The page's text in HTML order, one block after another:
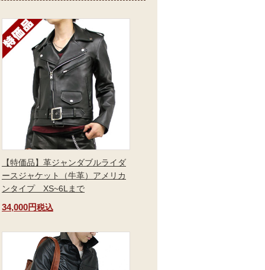
【特価品】革ジャンダブルライダ
ースジャケット（牛革）アメリカ
ンタイプ XS~6Lまで
34,000円税込